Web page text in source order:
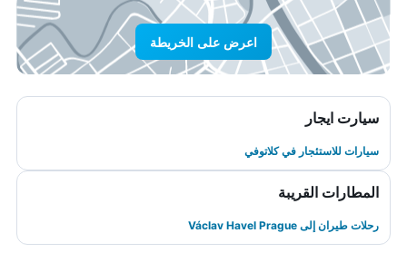
اعرض على الخريطة
سيارت ايجار
سيارات للاستئجار في كلاتوفي
المطارات القريبة
رحلات طيران إلى Václav Havel Prague